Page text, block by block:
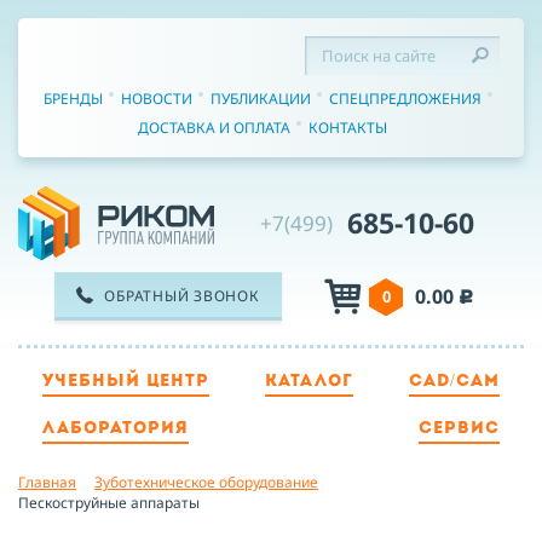
БРЕНДЫ НОВОСТИ ПУБЛИКАЦИИ
СПЕЦПРЕДЛОЖЕНИЯ
ДОСТАВКА И ОПЛАТА
КОНТАКТЫ
+7(499) 685-10-60
ОБРАТНЫЙ ЗВОНОК 0 0.00 c
ИМЯ
УЧЕБНЫЙ ЦЕНТР КАТАЛОГ CAD/CAM
ЛАБОРАТОРИЯ СЕРВИС
Главная
Зуботехническое оборудование
Пескоструйные аппараты